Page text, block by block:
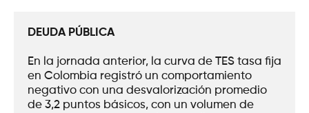
DEUDA PÚBLICA
En la jornada anterior, la curva de TES tasa fija
en Colombia registró un comportamiento
negativo con una desvalorización promedio
de 3,2 puntos básicos, con un volumen de